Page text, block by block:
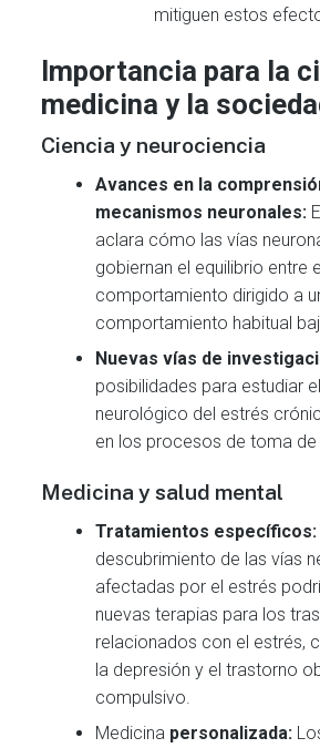
mitiguen estos
Importancia para la
medicina y la
Ciencia y neurociencia
Avances en la
mecanismos neuronales:
aclara cómo las vías
gobiernan el equilibrio entre
comportamiento dirigido a
comportamiento habitual
Nuevas vías de
posibilidades para estudiar
neurológico del estrés
en los procesos de toma de
Medicina y salud mental
Tratamientos específicos:
descubrimiento de las vías
afectadas por el estrés
nuevas terapias para los
relacionados con el estrés,
la depresión y el trastorno
compulsivo.
Medicina personalizada: